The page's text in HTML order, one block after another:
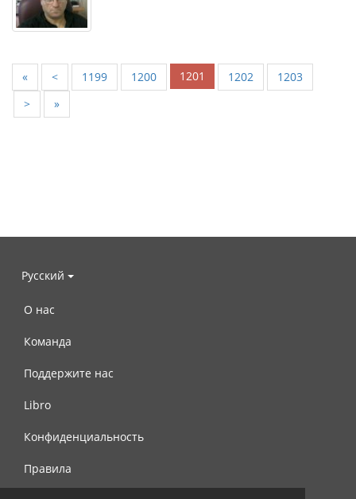
« < 1199 1200 1201 1202
1203
>
»
Русский
О нас
Команда
Поддержите нас
Libro
Конфиденциальность
Правила